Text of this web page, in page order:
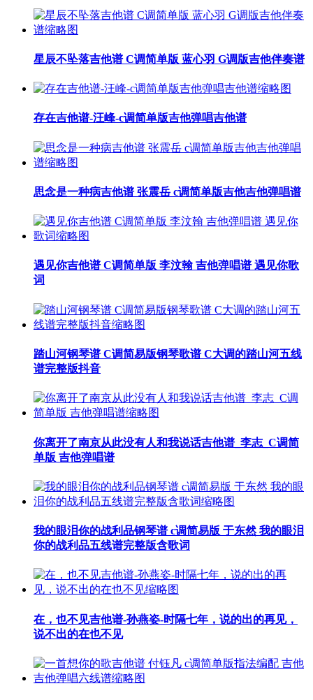
星辰不坠落吉他谱 C调简单版 蓝心羽 G调版吉他伴奏谱
存在吉他谱-汪峰-c调简单版吉他弹唱吉他谱
思念是一种病吉他谱 张震岳 c调简单版吉他吉他弹唱谱
遇见你吉他谱 C调简单版 李汶翰 吉他弹唱谱 遇见你歌
词
踏山河钢琴谱 C调简易版钢琴歌谱 C大调的踏山河五线
谱完整版抖音
你离开了南京从此没有人和我说话吉他谱_李志_C调简
单版 吉他弹唱谱
我的眼泪你的战利品钢琴谱 c调简易版 于东然 我的眼泪
你的战利品五线谱完整版含歌词
在，也不见吉他谱-孙燕姿-时隔七年，说的出的再见，
说不出的在也不见